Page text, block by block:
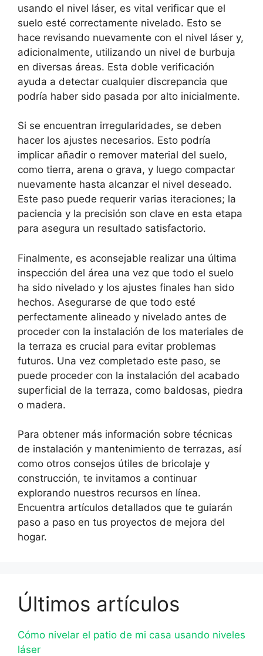
usando el nivel láser, es vital verificar que el
suelo esté correctamente nivelado. Esto se
hace revisando nuevamente con el nivel láser y,
adicionalmente, utilizando un nivel de burbuja
en diversas áreas. Esta doble verificación
ayuda a detectar cualquier discrepancia que
podría haber sido pasada por alto inicialmente.
Si se encuentran irregularidades, se deben
hacer los ajustes necesarios. Esto podría
implicar añadir o remover material del suelo,
como tierra, arena o grava, y luego compactar
nuevamente hasta alcanzar el nivel deseado.
Este paso puede requerir varias iteraciones; la
paciencia y la precisión son clave en esta etapa
para asegura un resultado satisfactorio.
Finalmente, es aconsejable realizar una última
inspección del área una vez que todo el suelo
ha sido nivelado y los ajustes finales han sido
hechos. Asegurarse de que todo esté
perfectamente alineado y nivelado antes de
proceder con la instalación de los materiales de
la terraza es crucial para evitar problemas
futuros. Una vez completado este paso, se
puede proceder con la instalación del acabado
superficial de la terraza, como baldosas, piedra
o madera.
Para obtener más información sobre técnicas
de instalación y mantenimiento de terrazas, así
como otros consejos útiles de bricolaje y
construcción, te invitamos a continuar
explorando nuestros recursos en línea.
Encuentra artículos detallados que te guiarán
paso a paso en tus proyectos de mejora del
hogar.
Últimos artículos
Cómo nivelar el patio de mi casa usando niveles
láser